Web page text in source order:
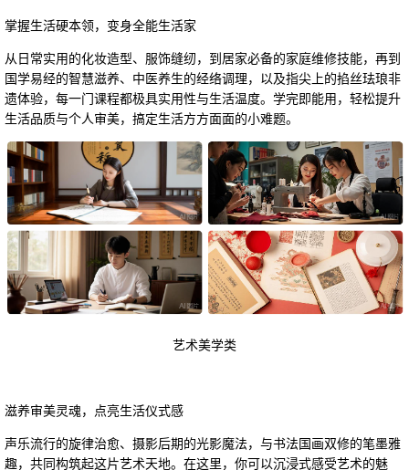
掌握生活硬本领，变身全能生活家
从日常实用的化妆造型、服饰缝纫，到居家必备的家庭维修技能，再到
国学易经的智慧滋养、中医养生的经络调理，以及指尖上的掐丝珐琅非
遗体验，每一门课程都极具实用性与生活温度。学完即能用，轻松提升
生活品质与个人审美，搞定生活方方面面的小难题。
艺术美学类
滋养审美灵魂，点亮生活仪式感
声乐流行的旋律治愈、摄影后期的光影魔法，与书法国画双修的笔墨雅
趣，共同构筑起这片艺术天地。在这里，你可以沉浸式感受艺术的魅